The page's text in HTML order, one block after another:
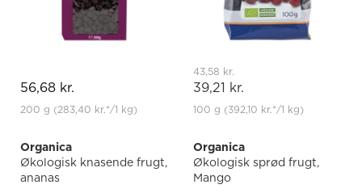
56,68 kr.
200 g (283,40 kr.*/1 kg)
43,58 kr.
39,21 kr.
100 g (392,10 kr.*/1 kg)
Organica
Økologisk knasende frugt,
ananas
Organica
Økologisk sprød frugt,
Mango